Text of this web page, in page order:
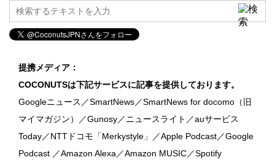
提携メディア：
COCONUTSは下記サービスに記事を提供しております。
Googleニュース／SmartNews／SmartNews for docomo（旧
マイマガジン）／Gunosy／ニュースライト／auサービス
Today／NTTドコモ「Merkystyle」／Apple Podcast／Google
Podcast ／Amazon Alexa／Amazon MUSIC／Spotify